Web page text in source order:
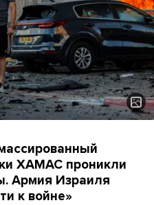
ХАМАС проникли
Армия Израиля
к войне»